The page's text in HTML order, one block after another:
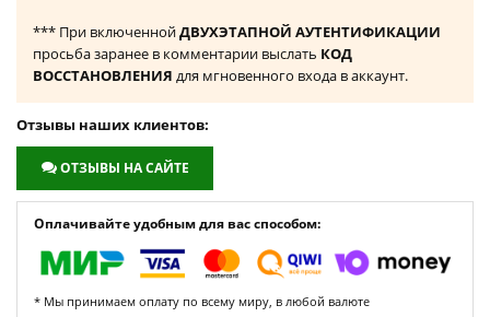
*** При включеннойДВУХЭТАПНОЙ АУТЕНТИФИКАЦИИ
просьба заранее в комментарии выслать КОД
ВОССТАНОВЛЕНИЯ для мгновенного входа в аккаунт.
Отзывы наших клиентов:
ОТЗЫВЫ НА САЙТЕ
Оплачивайте удобным для вас способом:
* Мы принимаем оплату по всему миру, в любой валюте